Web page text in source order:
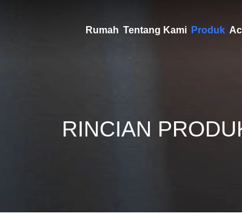
Rumah Tentang Kami Produk
RINCIAN